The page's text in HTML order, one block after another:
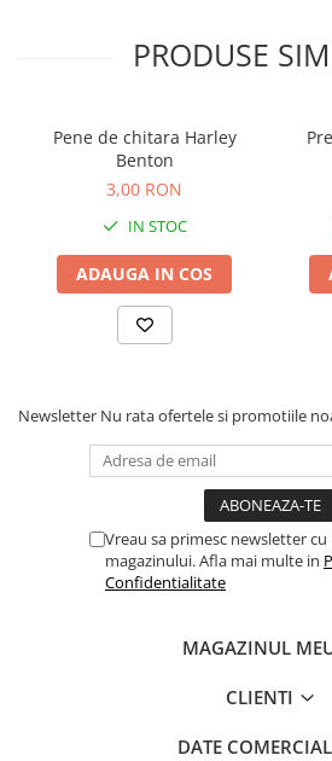
Masini de fum si ceata
Moving Head-uri
Par Led si Pinspot
Proiectoare
Scene şi Ring-uri de Dans
Stative si schela lumini
Instrumente Muzicale
Chitare si bass
Instrumente de percutie
Instrumente de suflat
Instrumente si jucarii pentru copii
Accesorii Pick-up si Vinyl
PRODUSE
Pene de chitara Harley
Benton
3,00 RON
IN STOC
ADAUGA IN COS
Newsletter Nu rata ofertele si promotiile
Vreau sa primesc newsletter
magazinului. Afla mai multe in
Confidentialitate
MAGAZINUL
CLIENTI
DATE